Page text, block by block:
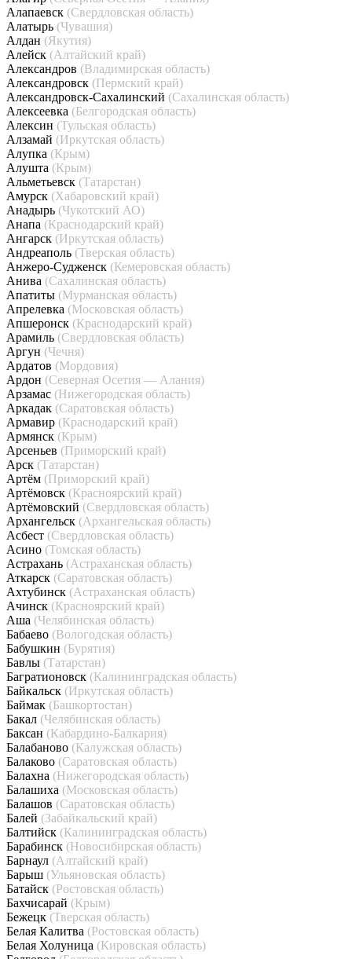
Алапаевск (Свердловская область)
Алатырь (Чувашия)
Алдан (Якутия)
Алейск (Алтайский край)
Александров (Владимирская область)
Александровск (Пермский край)
Александровск-Сахалинский (Сахалинская область)
Алексеевка (Белгородская область)
Алексин (Тульская область)
Алзамай (Иркутская область)
Алупка (Крым)
Алушта (Крым)
Альметьевск (Татарстан)
Амурск (Хабаровский край)
Анадырь (Чукотский АО)
Анапа (Краснодарский край)
Ангарск (Иркутская область)
Андреаполь (Тверская область)
Анжеро-Судженск (Кемеровская область)
Анива (Сахалинская область)
Апатиты (Мурманская область)
Апрелевка (Московская область)
Апшеронск (Краснодарский край)
Арамиль (Свердловская область)
Аргун (Чечня)
Ардатов (Мордовия)
Ардон (Северная Осетия — Алания)
Арзамас (Нижегородская область)
Аркадак (Саратовская область)
Армавир (Краснодарский край)
Армянск (Крым)
Арсеньев (Приморский край)
Арск (Татарстан)
Артём (Приморский край)
Артёмовск (Красноярский край)
Артёмовский (Свердловская область)
Архангельск (Архангельская область)
Асбест (Свердловская область)
Асино (Томская область)
Астрахань (Астраханская область)
Аткарск (Саратовская область)
Ахтубинск (Астраханская область)
Ачинск (Красноярский край)
Аша (Челябинская область)
Бабаево (Вологодская область)
Бабушкин (Бурятия)
Бавлы (Татарстан)
Багратионовск (Калининградская область)
Байкальск (Иркутская область)
Баймак (Башкортостан)
Бакал (Челябинская область)
Баксан (Кабардино-Балкария)
Балабаново (Калужская область)
Балаково (Саратовская область)
Балахна (Нижегородская область)
Балашиха (Московская область)
Балашов (Саратовская область)
Балей (Забайкальский край)
Балтийск (Калининградская область)
Барабинск (Новосибирская область)
Барнаул (Алтайский край)
Барыш (Ульяновская область)
Батайск (Ростовская область)
Бахчисарай (Крым)
Бежецк (Тверская область)
Белая Калитва (Ростовская область)
Белая Холуница (Кировская область)